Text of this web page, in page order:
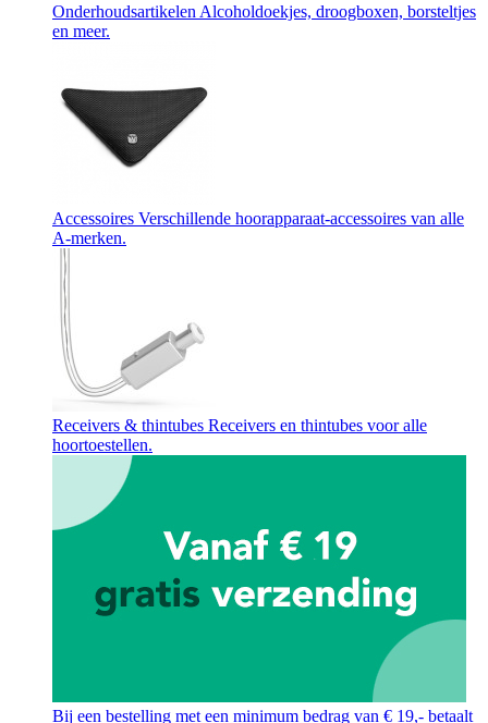
Onderhoudsartikelen Alcoholdoekjes, droogboxen, borsteltjes
en meer.
Accessoires Verschillende hoorapparaat-accessoires van alle
A-merken.
Receivers & thintubes Receivers en thintubes voor alle
hoortoestellen.
Bij een bestelling met een minimum bedrag van € 19,- betaalt